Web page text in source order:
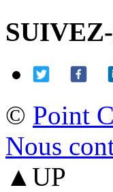
© Point
Nous
▲UP